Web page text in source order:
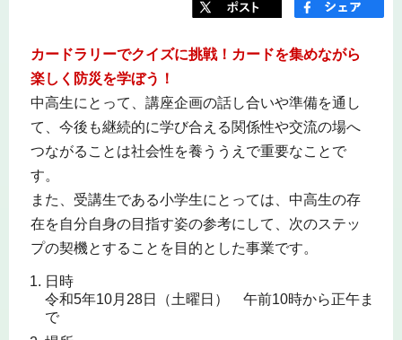
カードラリーでクイズに挑戦！カードを集めながら
楽しく防災を学ぼう！
中高生にとって、講座企画の話し合いや準備を通し
て、今後も継続的に学び合える関係性や交流の場へ
つながることは社会性を養ううえで重要なことで
す。
また、受講生である小学生にとっては、中高生の存
在を自分自身の目指す姿の参考にして、次のステッ
プの契機とすることを目的とした事業です。
日時
令和5年10月28日（土曜日） 午前10時から正午ま
で